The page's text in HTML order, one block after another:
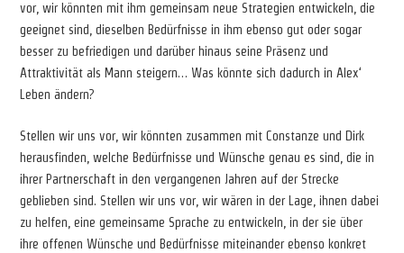
vor, wir könnten mit ihm gemeinsam neue Strategien entwickeln, die
geeignet sind, dieselben Bedürfnisse in ihm ebenso gut oder sogar
besser zu befriedigen und darüber hinaus seine Präsenz und
Attraktivität als Mann steigern… Was könnte sich dadurch in Alex‘
Leben ändern?
Stellen wir uns vor, wir könnten zusammen mit Constanze und Dirk
herausfinden, welche Bedürfnisse und Wünsche genau es sind, die in
ihrer Partnerschaft in den vergangenen Jahren auf der Strecke
geblieben sind. Stellen wir uns vor, wir wären in der Lage, ihnen dabei
zu helfen, eine gemeinsame Sprache zu entwickeln, in der sie über
ihre offenen Wünsche und Bedürfnisse miteinander ebenso konkret